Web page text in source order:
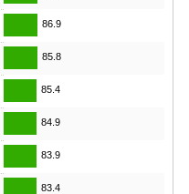
86.9
85.8
85.4
84.9
83.9
83.4